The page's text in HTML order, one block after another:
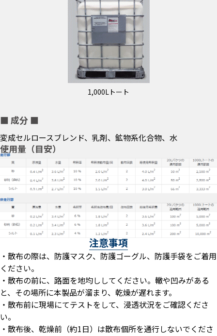
1,000Lトート
■ 成分 ■
変成セルロースブレンド、乳剤、鉱物系化合物、水
使用量（目安）
注意事項
・散布の際は、防護マスク、防護ゴーグル、防護手袋をご着用
ください。
・散布の前に、路面を地均ししてください。轍や凹みがある
と、その場所に本製品が溜まり、乾燥が遅れます。
・散布前に現場にてテストをして、浸透状況をご確認くださ
い。
・散布後、乾燥前（約1日）は散布個所を通行しないでくださ